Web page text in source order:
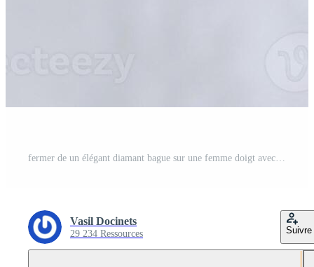
Vasil Docinets
29 234 Ressources Suivre